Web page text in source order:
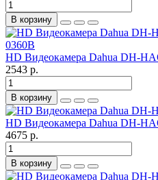
В корзину
HD Видеокамера Dahua DH-
2543 р.
В корзину
HD Видеокамера Dahua DH-
4675 р.
В корзину